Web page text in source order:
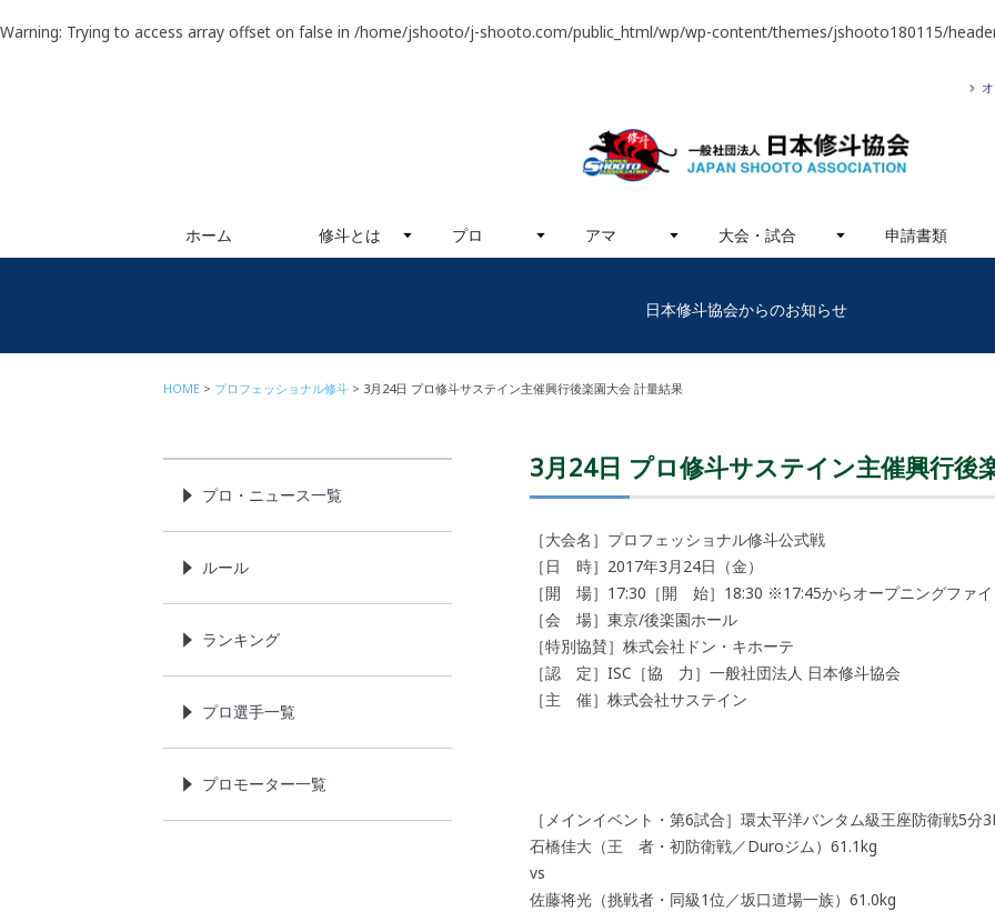
Warning: Trying to access array offset on false in /home/jshooto/j-shooto.com/public_html/wp/wp-content/themes/jshooto180115/
ホーム 修斗とは プロ アマ 大会・試合 申請書類
日本修斗協会からのお知らせ
HOME プロフェッショナル修斗 3月24日 プロ修斗サステイン主催興行後楽園大会 計量結果
3月24日 プロ修斗サステイン主催興行後
［大会名］プロフェッショナル修斗公式戦
［日 時］2017年3月24日（金）
［開 場］17:30［開 始］18:30 ※17:45からオープニングファ
［会 場］東京/後楽園ホール
［特別協賛］株式会社ドン・キホーテ
［認 定］ISC［協 力］一般社団法人 日本修斗協会
［主 催］株式会社サステイン
［メインイベント・第6試合］環太平洋バンタム級王座防衛戦5分
石橋佳大（王 者・初防衛戦／Duroジム）61.1kg
vs
佐藤将光（挑戦者・同級1位／坂口道場一族）61.0kg
プロ・ニュース一覧
ルール
ランキング
プロ選手一覧
プロモーター一覧